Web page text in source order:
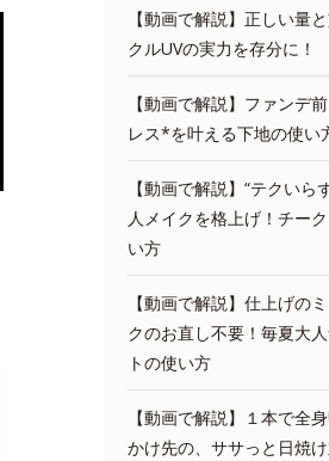
【動画で解説】正しい量
クルUVの実力を存分に！
【動画で解説】ファンデ
レス*を叶える下地の使い
【動画で解説】“テクいら
人メイクを格上げ！チー
い方
【動画で解説】仕上げの
クのお直し不要！毎夏大
トの使い方
【動画で解説】１本で全
かけ先の、ササっと日焼